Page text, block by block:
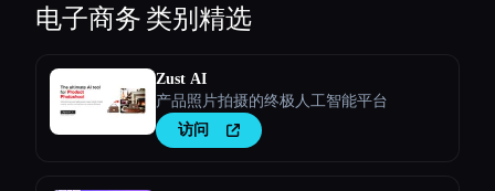
电子商务类别精选
Zust AI
产品照片拍摄的终极人工智能平台
访问